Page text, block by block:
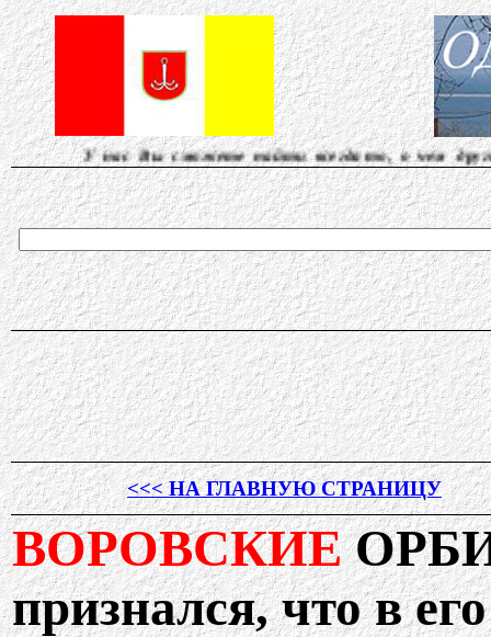
Вы сможете найти всегда то, о чем другие молчат...
<<< НА ГЛАВНУЮ СТРАНИЦУ
ВОРОВСКИЕ
признался, что в